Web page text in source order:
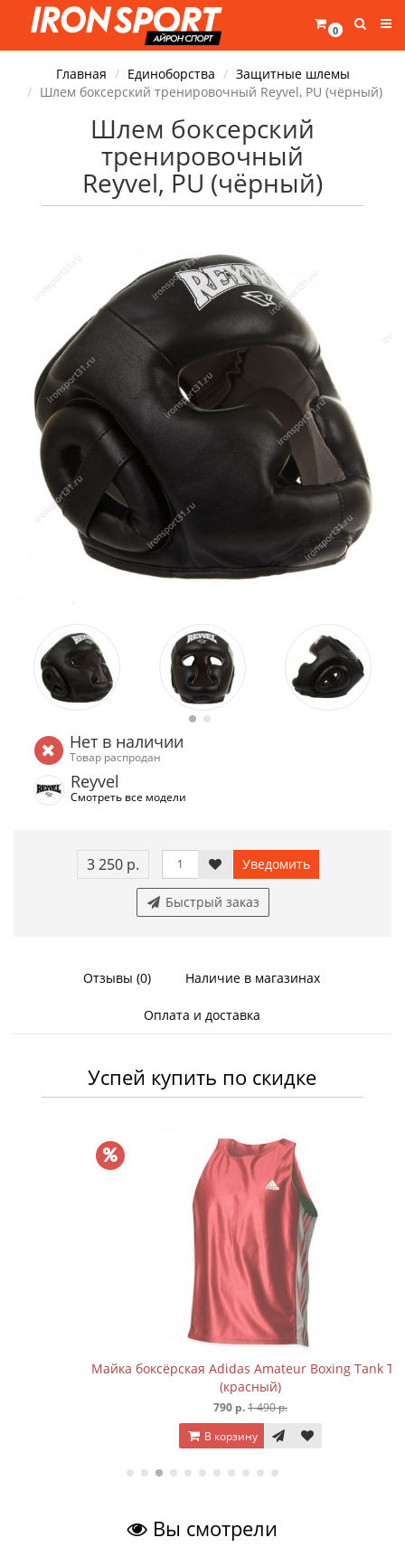
0
Главная Единоборства
Защитные шлемы
Шлем боксерский тренировочный Reyvel, PU (чёрный)
Шлем боксерский
тренировочный
Reyvel, PU (чёрный)
Нет в наличии
Товар распродан
Reyvel
Смотреть все модели
3 250 р. Уведомить
Быстрый заказ
Отзывы (0) Наличие в магазинах
Оплата и доставка
Успей купить по скидке
Майка боксёрская Adidas Amateur Boxing Tank Top
(красный)
1 490 р.
В корзину
Вы смотрели